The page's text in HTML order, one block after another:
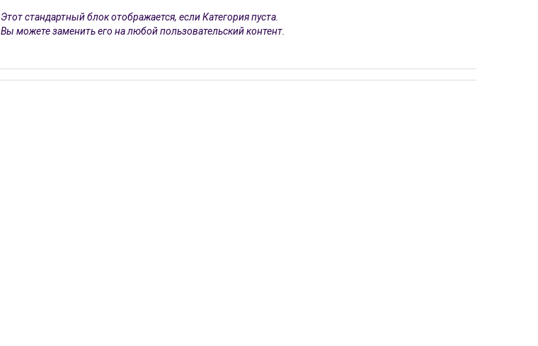
Этот стандартный блок отображается, если Категория пуста.
Вы можете заменить его на любой пользовательский контент.